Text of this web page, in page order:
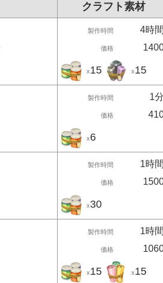
クラフト素材
製作時間 4時間
価格
x15 x15
製作時間 1分
価格
x6
製作時間 1時間
価格
x30
製作時間 1時間
価格
x15 x15